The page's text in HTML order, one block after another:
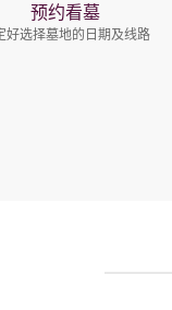
预约看墓
好选择墓地的日期及线路